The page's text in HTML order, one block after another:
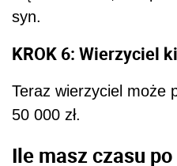
syn.
KROK 6: Wierzyciel
Teraz wierzyciel może
50 000 zł.
Ile masz czasu